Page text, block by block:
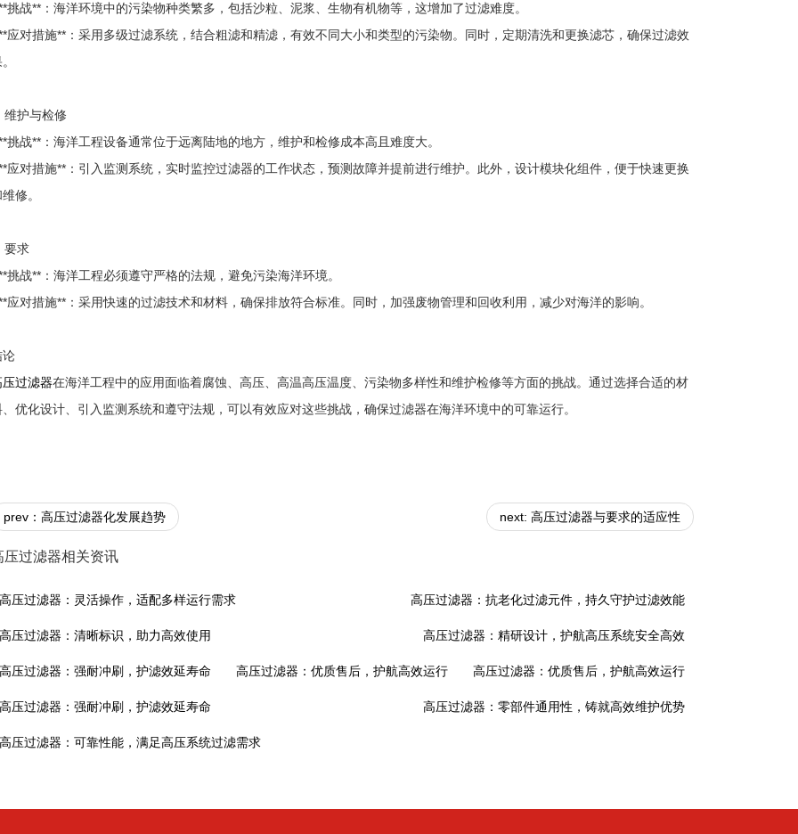
挑战**：海洋环境中的污染物种类繁多，包括沙粒、泥浆、生物有机物等，这增加了过滤难度。
应对措施**：采用多级过滤系统，结合粗滤和精滤，有效不同大小和类型的污染物。同时，定期清洗和更换滤芯，确保过滤效
维护与检修
挑战**：海洋工程设备通常位于远离陆地的地方，维护和检修成本高且难度大。
应对措施**：引入监测系统，实时监控过滤器的工作状态，预测故障并提前进行维护。此外，设计模块化组件，便于快速更换
修。
要求
挑战**：海洋工程必须遵守严格的法规，避免污染海洋环境。
应对措施**：采用快速的过滤技术和材料，确保排放符合标准。同时，加强废物管理和回收利用，减少对海洋的影响。
论
压过滤器在海洋工程中的应用面临着腐蚀、高压、高温高压温度、污染物多样性和维护检修等方面的挑战。通过选择合适的材
、优化设计、引入监测系统和遵守法规，可以有效应对这些挑战，确保过滤器在海洋环境中的可靠运行。
prev：高压过滤器化发展趋势 next: 高压过滤器与要求的适应性
压过滤器相关资讯
高压过滤器：灵活操作，适配多样运行需求 高压过滤器：抗老化过滤元件，持久守护过滤效能
高压过滤器：清晰标识，助力高效使用 高压过滤器：精研设计，护航高压系统安全高效
高压过滤器：强耐冲刷，护滤效延寿命 高压过滤器：优质售后，护航高效运行 高压过滤器：优质售后，护航高效运行
高压过滤器：强耐冲刷，护滤效延寿命 高压过滤器：零部件通用性，铸就高效维护优势
高压过滤器：可靠性能，满足高压系统过滤需求